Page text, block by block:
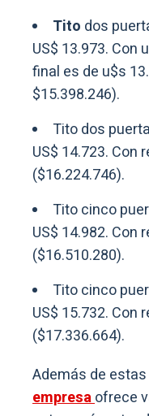
Tito dos
US$ 13.973. Con
final es de u$s
$15.398.246).
Tito dos
US$ 14.723. Con
($16.224.746).
Tito cinco
US$ 14.982. Con
($16.510.280).
Tito cinco
US$ 15.732. Con
($17.336.664).
Además de
empresaofrece